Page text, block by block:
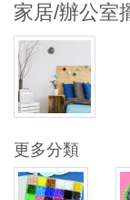
家居/辦公室
更多分類